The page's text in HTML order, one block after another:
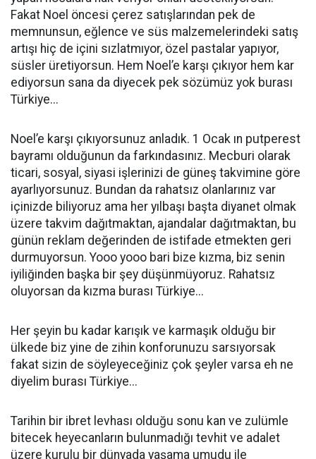
Fakat Noel öncesi çerez satışlarından pek de
memnunsun, eğlence ve süs malzemelerindeki satış
artışı hiç de içini sızlatmıyor, özel pastalar yapıyor,
süsler üretiyorsun. Hem Noel’e karşı çıkıyor hem kar
ediyorsun sana da diyecek pek sözümüz yok burası
Türkiye...
Noel’e karşı çıkıyorsunuz anladık. 1 Ocak ın putperest
bayramı olduğunun da farkındasınız. Mecburi olarak
ticari, sosyal, siyasi işlerinizi de güneş takvimine göre
ayarlıyorsunuz. Bundan da rahatsız olanlarınız var
içinizde biliyoruz ama her yılbaşı başta diyanet olmak
üzere takvim dağıtmaktan, ajandalar dağıtmaktan, bu
günün reklam değerinden de istifade etmekten geri
durmuyorsun. Yooo yooo bari bize kızma, biz senin
iyiliğinden başka bir şey düşünmüyoruz. Rahatsız
oluyorsan da kızma burası Türkiye...
Her şeyin bu kadar karışık ve karmaşık olduğu bir
ülkede biz yine de zihin konforunuzu sarsıyorsak
fakat sizin de söyleyeceğiniz çok şeyler varsa eh ne
diyelim burası Türkiye...
Tarihin bir ibret levhası olduğu sonu kan ve zulümle
bitecek heyecanların bulunmadığı tevhit ve adalet
üzere kurulu bir dünyada yaşama umudu ile